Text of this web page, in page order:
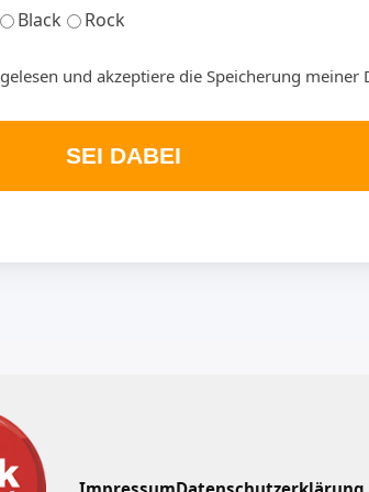
Black Rock
gelesen und akzeptiere die Speicherung meiner
SEI DABEI